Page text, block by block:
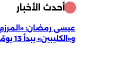
أحدث الأخبار
و«الكليبين» يبدأ 13 يومًا من الحر والرطوبة